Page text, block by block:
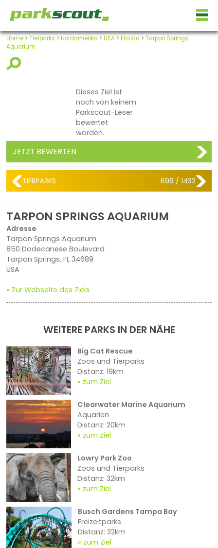
Home> Tierparks > Nordamerika > USA> Florida > Tarpon Springs
Aquarium
Dieses Ziel ist
noch von keinem
Parkscout-Leser
bewertet
worden.
JETZT BEWERTEN
TIERPARKS 699 / 1432
TARPON SPRINGS AQUARIUM
Adresse
Tarpon Springs Aquarium
850 Dodecanese Boulevard
Tarpon Springs, FL 34689
USA
» Zur Webseite des Ziels
WEITERE PARKS IN DER NÄHE
Big Cat Rescue
Zoos und Tierparks
Distanz: 19km
zum Ziel
Clearwater Marine Aquarium
Aquarien
Distanz: 20km
zum Ziel
Lowry Park Zoo
Zoos und Tierparks
Distanz: 32km
zum Ziel
Busch Gardens Tampa Bay
Freizeitparks
Distanz: 32km
zum Ziel